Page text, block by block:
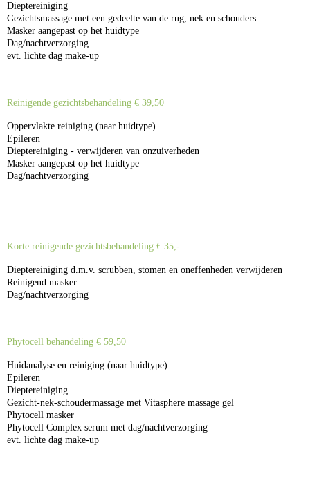
Dieptereiniging
Gezichtsmassage met een gedeelte van de rug, nek en schouders
Masker aangepast op het huidtype
Dag/nachtverzorging
evt. lichte dag make-up
Reinigende gezichtsbehandeling € 39,50
Oppervlakte reiniging (naar huidtype)
Epileren
Dieptereiniging - verwijderen van onzuiverheden
Masker aangepast op het huidtype
Dag/nachtverzorging
Korte reinigende gezichtsbehandeling € 35,-
Dieptereiniging d.m.v. scrubben, stomen en oneffenheden verwijderen
Reinigend masker
Dag/nachtverzorging
Phytocell behandeling € 59,50
Huidanalyse en reiniging (naar huidtype)
Epileren
Dieptereiniging
Gezicht-nek-schoudermassage met Vitasphere massage gel
Phytocell masker
Phytocell Complex serum met dag/nachtverzorging
evt. lichte dag make-up